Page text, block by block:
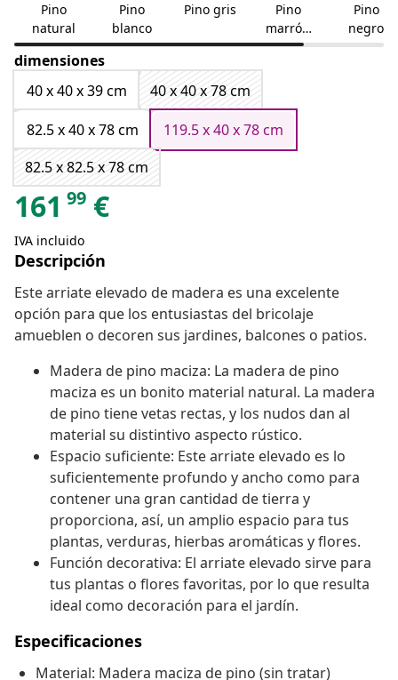
Pino
natural
Pino
blanco
Pino gris
Pino
marrón
miel
Pino
negro
dimensiones
40 x 40 x 39 cm
40 x 40 x 78 cm
82.5 x 40 x 78 cm
119.5 x 40 x 78 cm
82.5 x 82.5 x 78 cm
161 99 €
IVA incluido
Descripción
Este arriate elevado de madera es una excelente
opción para que los entusiastas del bricolaje
amueblen o decoren sus jardines, balcones o patios.
Madera de pino maciza: La madera de pino
maciza es un bonito material natural. La madera
de pino tiene vetas rectas, y los nudos dan al
material su distintivo aspecto rústico.
Espacio suficiente: Este arriate elevado es lo
suficientemente profundo y ancho como para
contener una gran cantidad de tierra y
proporciona, así, un amplio espacio para tus
plantas, verduras, hierbas aromáticas y flores.
Función decorativa: El arriate elevado sirve para
tus plantas o flores favoritas, por lo que resulta
ideal como decoración para el jardín.
Especificaciones
Material: Madera maciza de pino (sin tratar)